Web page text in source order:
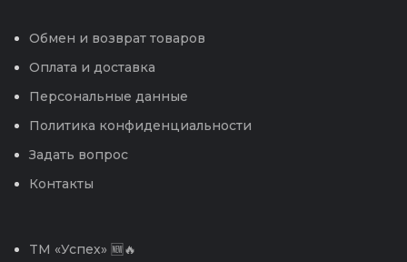
Обмен и возврат товаров
Оплата и доставка
Персональные данные
Политика конфиденциальности
Задать вопрос
Контакты
TM «Успех» 🆕🔥